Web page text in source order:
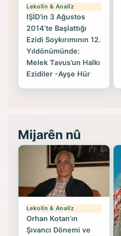
Lekolîn & Analîz
IŞİD’in 3 Ağustos
2014’te Başlattığı
Ezidi Soykırımının 12.
Yıldönümünde:
Melek Tavus’un Halkı
Ezidiler -Ayşe Hür
Mijarên nû
Lekolîn & Analîz
Orhan Kotan’ın
Şıvancı Dönemi ve